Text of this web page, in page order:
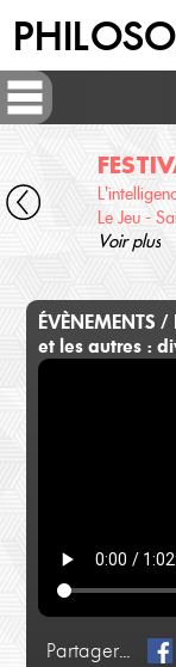
Le Jeu -
Voir plus
et les autres :
Partager...